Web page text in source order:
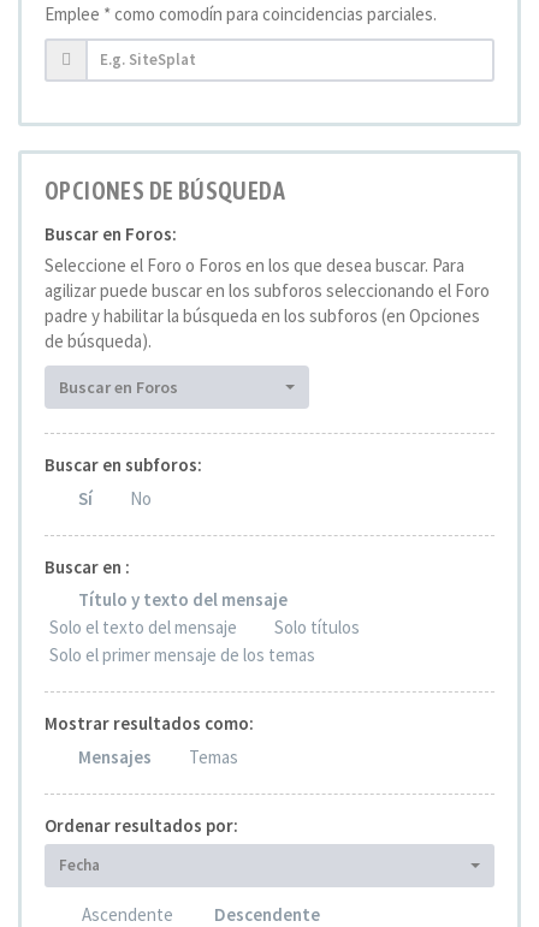
Emplee * como comodín para coincidencias parciales.
OPCIONES DE BÚSQUEDA
Buscar en Foros:
Seleccione el Foro o Foros en los que desea buscar. Para
agilizar puede buscar en los subforos seleccionando el Foro
padre y habilitar la búsqueda en los subforos (en Opciones
de búsqueda).
Buscar en Foros
Buscar en subforos:
Sí
No
Buscar en :
Título y texto del mensaje
Solo el texto del mensaje
Solo títulos
Solo el primer mensaje de los temas
Mostrar resultados como:
Mensajes
Temas
Ordenar resultados por:
Fecha
Ascendente Descendente